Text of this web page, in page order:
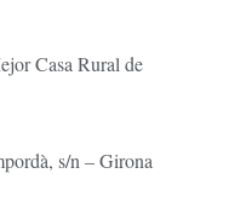
Casa Rural de
s/n – Girona